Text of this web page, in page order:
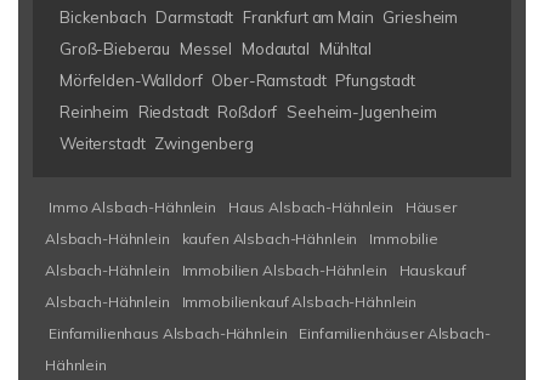
Bickenbach Darmstadt Frankfurt am Main Griesheim
Groß-Bieberau
Messel Modautal
Mühltal
Mörfelden-Walldorf Ober-Ramstadt Pfungstadt
Reinheim
Riedstadt Roßdorf Seeheim-Jugenheim
Weiterstadt Zwingenberg
Immo Alsbach-Hähnlein Haus Alsbach-Hähnlein
Häuser
Alsbach-Hähnlein
kaufen Alsbach-Hähnlein
Immobilie
Alsbach-Hähnlein
Immobilien Alsbach-Hähnlein
Hauskauf
Alsbach-Hähnlein
Immobilienkauf Alsbach-Hähnlein
Einfamilienhaus Alsbach-Hähnlein
Einfamilienhäuser Alsbach-
Hähnlein